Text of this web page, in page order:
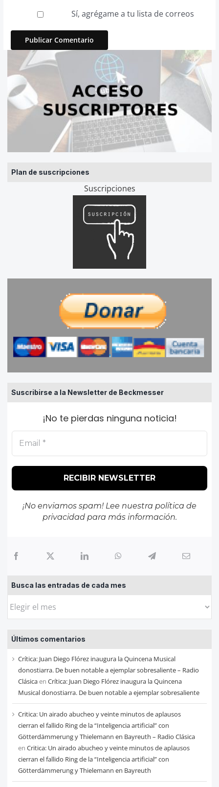
Plan de suscripciones
Suscripciones
Suscribirse a la Newsletter de Beckmesser
¡No te pierdas ninguna noticia!
¡No enviamos spam! Lee nuestra política de
privacidadpara más información.
Busca las entradas de cada mes
Busca
entradas
de
cada
mes
Últimos comentarios
Crítica: Juan Diego Flórez inaugura la Quincena Musical
donostiarra. De buen notable a ejemplar sobresaliente – Radio
Clásicaen Crítica: Juan Diego Flórez inaugura la Quincena
Musical donostiarra. De buen notable a ejemplar sobresaliente
Critica: Un airado abucheo y veinte minutos de aplausos
cierran el fallido Ring de la “Inteligencia artificial” con
Götterdämmerung y Thielemann en Bayreuth – Radio Clásica
en Critica: Un airado abucheo y veinte minutos de aplausos
cierran el fallido Ring de la “Inteligencia artificial” con
Götterdämmerung y Thielemann en Bayreuth
Sí, agrégame a tu lista de correos